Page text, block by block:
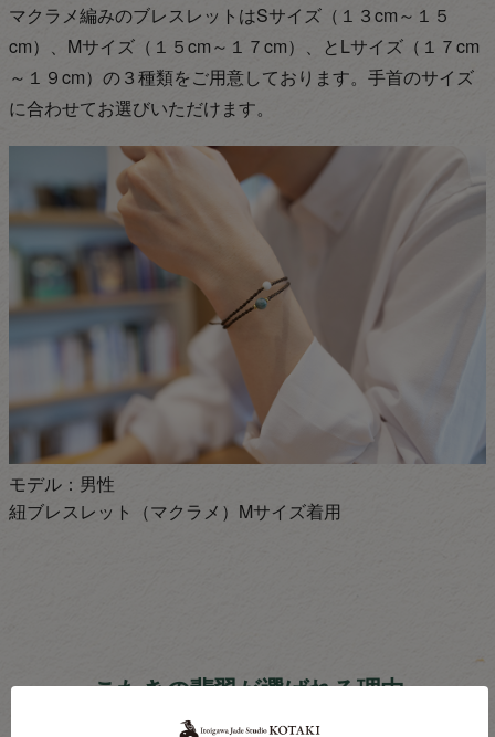
マクラメ編みのブレスレットはSサイズ（１３cm～１５
cm）、Mサイズ（１５cm～１７cm）、とLサイズ（１７cm
～１９cm）の３種類をご用意しております。手首のサイズ
に合わせてお選びいただけます。
モデル：男性
紐ブレスレット（マクラメ）Mサイズ着用
こたきの翡翠が選ばれる理由